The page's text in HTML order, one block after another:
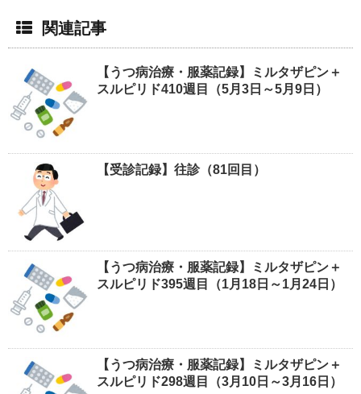
関連記事
【うつ病治療・服薬記録】ミルタザピン＋
スルピリド410週目（5月3日～5月9日）
【受診記録】往診（81回目）
【うつ病治療・服薬記録】ミルタザピン＋
スルピリド395週目（1月18日～1月24日）
【うつ病治療・服薬記録】ミルタザピン＋
スルピリド298週目（3月10日～3月16日）